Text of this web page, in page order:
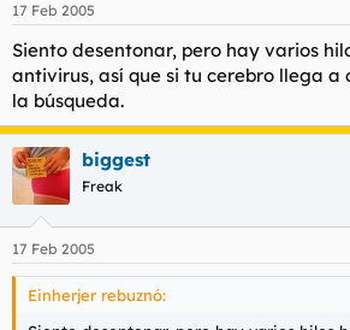
17 Feb 2005
Siento desentonar, pero hay varios
antivirus, así que si tu cerebro llega a
la búsqueda.
biggest
Freak
17 Feb 2005
Einherjer rebuznó: